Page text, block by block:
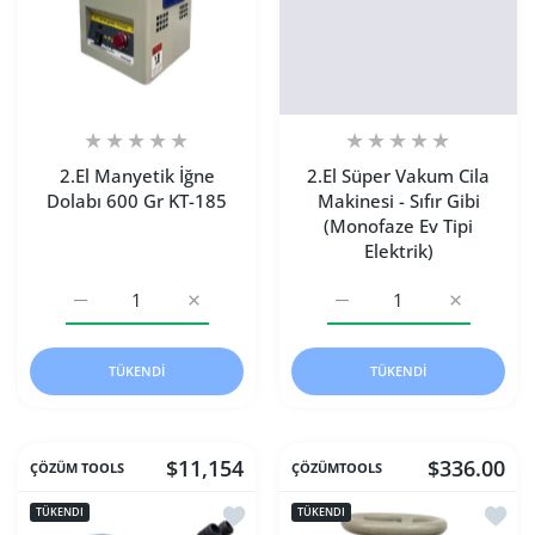
2.El Manyetik İğne
Dolabı 600 Gr KT-185
2.El Manyetik İğne Dolabı 600 Gr KT-185
2.El Manyetik İğne Dolabı 600 Gr KT-185 Default Title
TÜKENDI
2.El Süper Vakum Cila
Makinesi - Sıfır Gibi
(Monofaze Ev Tipi
Elektrik)
2.El
2.El Süper Vakum Cila
TÜKENDI
ÇÖZÜM TOOLS $11,154
TÜKENDI İstek listesine ekle 2.El Punta Lazer
ÇÖZÜMTOOLS $336.00
TÜKENDI İstek